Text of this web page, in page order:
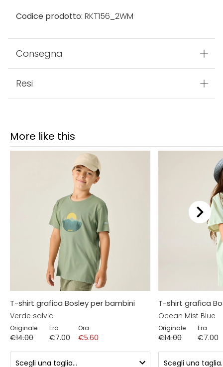
Codice prodotto: RKT156_2WM
Consegna
Resi
More like this
T-shirt grafica Bosley per bambini
Verde salvia
Originale
€14.00
Era
€7.00
Ora
€5.60
T-shirt grafica
Ocean Mist Blue
Originale
€14.00
Era
€7.00